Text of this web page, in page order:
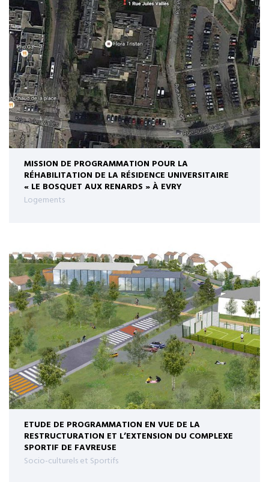
MISSION DE PROGRAMMATION POUR LA
RÉHABILITATION DE LA RÉSIDENCE UNIVERSITAIRE
« LE BOSQUET AUX RENARDS » À EVRY
Logements
ETUDE DE PROGRAMMATION EN VUE DE LA
RESTRUCTURATION ET L’EXTENSION DU COMPLEXE
SPORTIF DE FAVREUSE
Socio-culturels et Sportifs